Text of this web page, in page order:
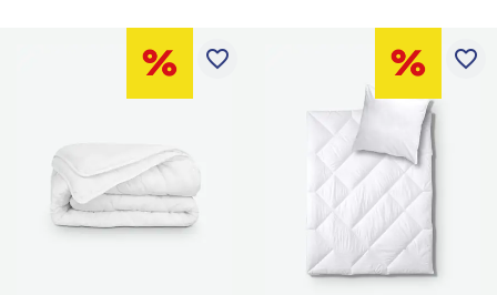
favorite_border favorite_border